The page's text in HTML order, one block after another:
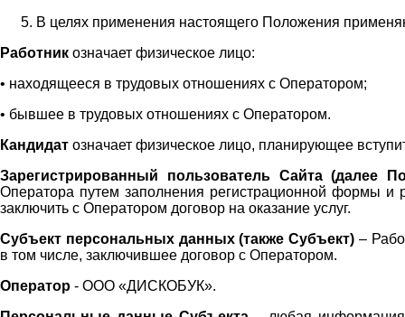
В целях применения настоящего Положения
Работник означает физическое лицо:
• находящееся в трудовых отношениях с Оператором;
• бывшее в трудовых отношениях с Оператором.
Кандидат означает физическое лицо, планирующее
Зарегистрированный пользователь Сайта (далее
Оператора путем заполнения регистрационной формы и
заключить с Оператором договор на оказание услуг.
Субъект персональных данных (также Субъект) –
в том числе, заключившее договор с Оператором.
Оператор - ООО «ДИСКОБУК».